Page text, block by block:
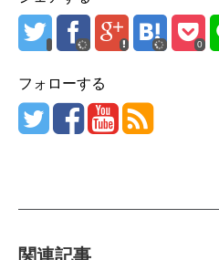
0
フォローする
関連記事